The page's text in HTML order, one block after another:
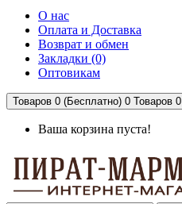
О нас
Оплата и Доставка
Возврат и обмен
Закладки (0)
Оптовикам
Товаров 0 (Бесплатно) 0 Товаров 0
Ваша корзина пуста!